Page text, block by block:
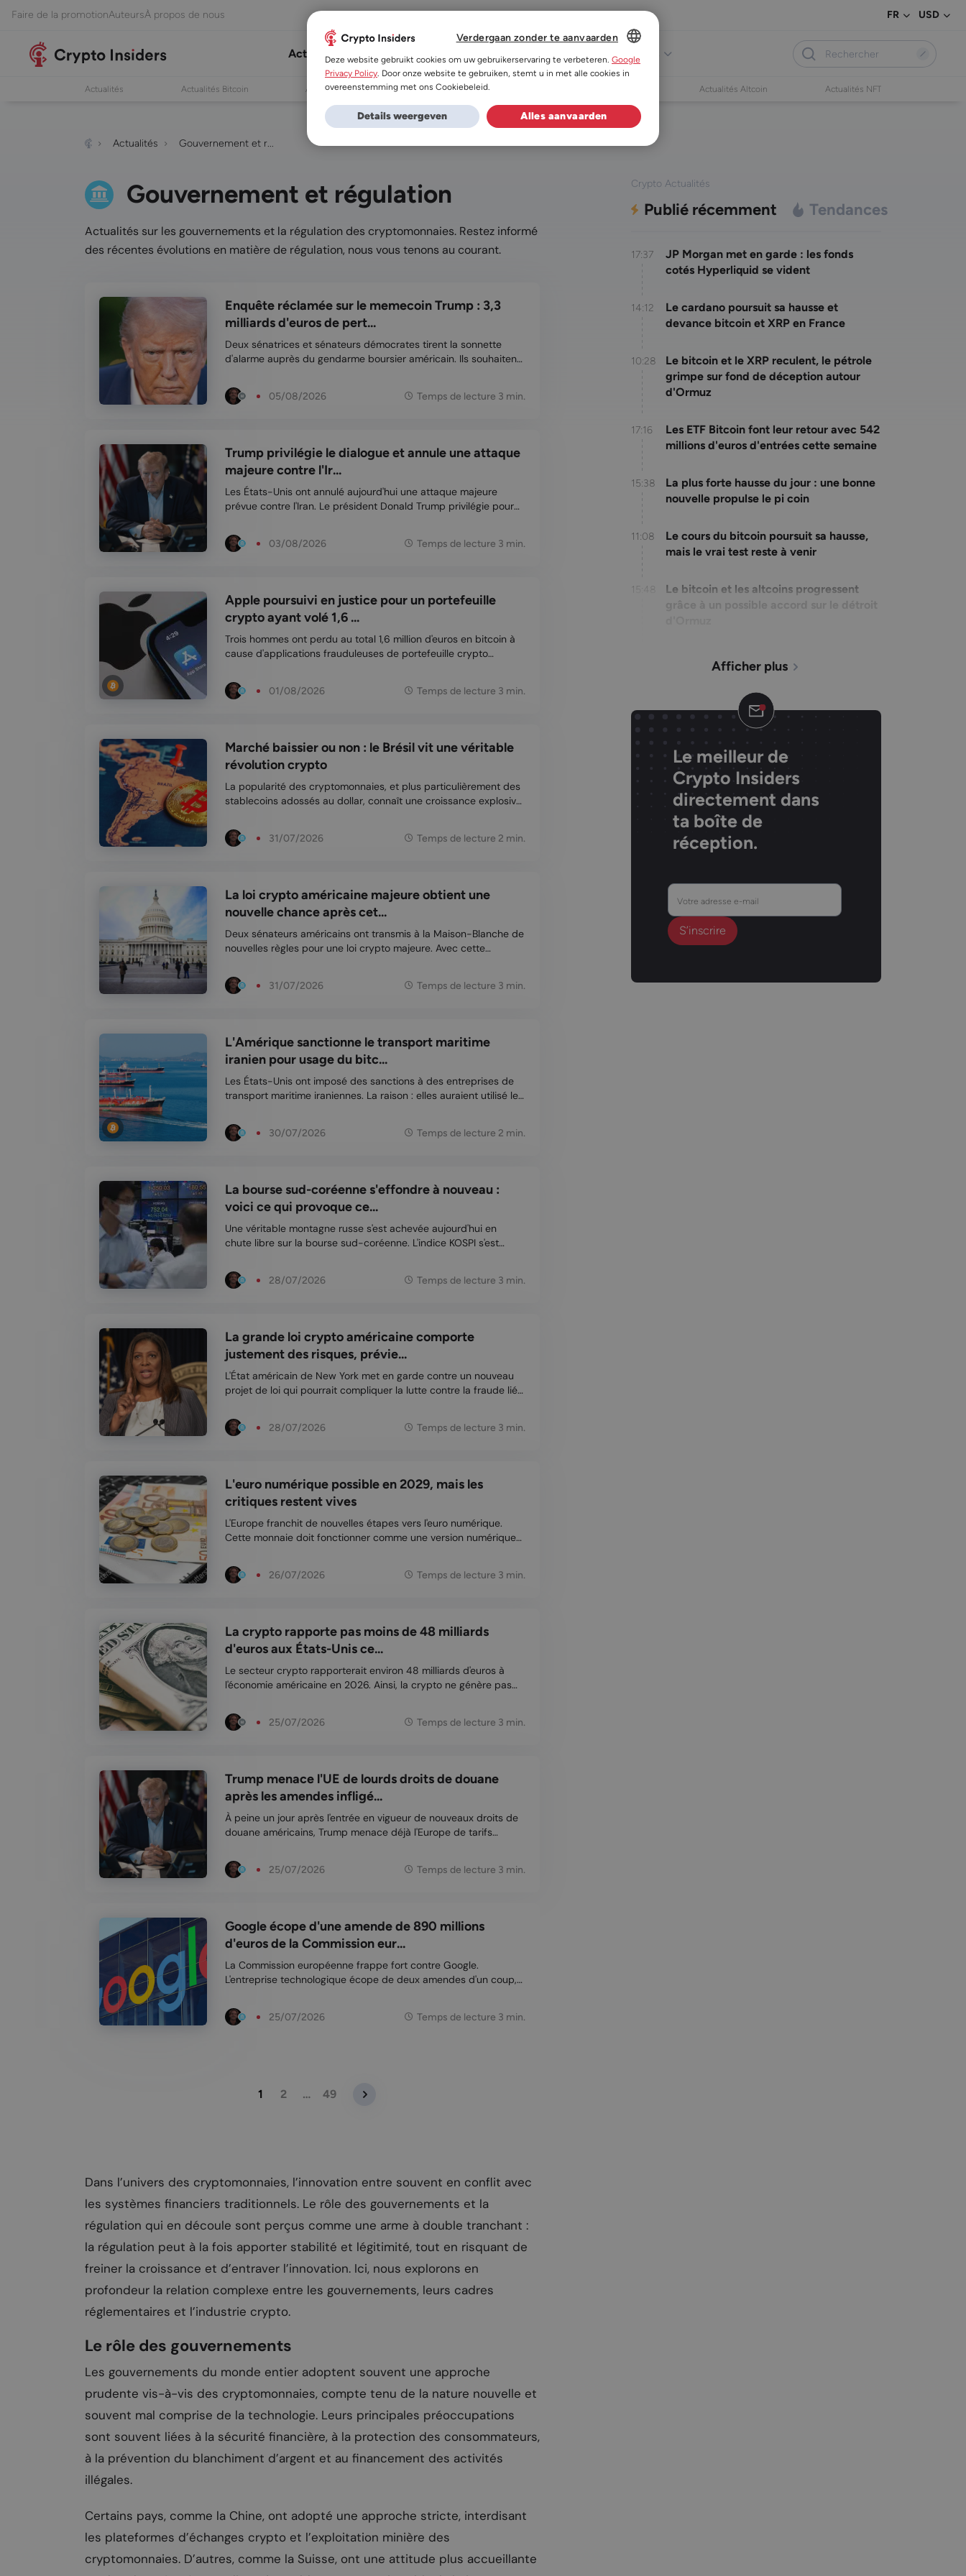
Faire de la promotionAuteursÀ propos de nous FR USD
Actualités Exchanges Prix des cryptomonnaies
Actualités Actualités Bitcoin Actualités Ethereum Actualités Ripple Actualités Altcoin Actualités NFT
Actualités Gouvernement et r...
Gouvernement et régulation
Actualités sur les gouvernements et la régulation des cryptomonnaies. Restez informé
des récentes évolutions en matière de régulation, nous vous tenons au courant.
Enquête réclamée sur le memecoin Trump : 3,3
milliards d'euros de pert...
Deux sénatrices et sénateurs démocrates tirent la sonnette
d'alarme auprès du gendarme boursier américain. Ils souhaitent
Trump. En bref Les sénateurs Warren et Blumenthal
demandent...05/08/2026 Temps de lecture 3 min.
Trump privilégie le dialogue et annule une attaque
majeure contre l'Ir...
Les États-Unis ont annulé aujourd'hui une attaque majeure
prévue contre l'Iran. Le président Donald Trump privilégie pour
l'Iran débuteront plus tard dans la journée. Les marchés finan...
03/08/2026 Temps de lecture 3 min.
Apple poursuivi en justice pour un portefeuille
crypto ayant volé 1,6 ...
Trois hommes ont perdu au total 1,6 million d'euros en bitcoin à
cause d'applications frauduleuses de portefeuille crypto
Apple en justice pour négligence dans le contrôle rigoureux des
...
01/08/2026 Temps de lecture 3 min.
Marché baissier ou non : le Brésil vit une véritable
révolution crypto
La popularité des cryptomonnaies, et plus particulièrement des
stablecoins adossés au dollar, connaît une croissance explosive
inquiétudes et met en garde contre les risques que cette mont...
31/07/2026 Temps de lecture 2 min.
La loi crypto américaine majeure obtient une
nouvelle chance après cet...
Deux sénateurs américains ont transmis à la Maison-Blanche de
nouvelles règles pour une loi crypto majeure. Avec cette
soutien politique pour faire adopter la loi malgré les blocages.
Cette...
31/07/2026 Temps de lecture 3 min.
L'Amérique sanctionne le transport maritime
iranien pour usage du bitc...
Les États-Unis ont imposé des sanctions à des entreprises de
transport maritime iraniennes. La raison : elles auraient utilisé le
paiements transitaient via une plateforme d'assurance spécial...
30/07/2026 Temps de lecture 2 min.
La bourse sud-coréenne s'effondre à nouveau :
voici ce qui provoque ce...
Une véritable montagne russe s'est achevée aujourd'hui en
chute libre sur la bourse sud-coréenne. L'indice KOSPI s'est
temporairement suspendus, un nouveau choc dans une période
de volatilité extrême a...
28/07/2026 Temps de lecture 3 min.
La grande loi crypto américaine comporte
justement des risques, prévie...
L'État américain de New York met en garde contre un nouveau
projet de loi qui pourrait compliquer la lutte contre la fraude liée
marge de manœuvre pour enquêter sur les fraudes et sanct...
28/07/2026 Temps de lecture 3 min.
L'euro numérique possible en 2029, mais les
critiques restent vives
L'Europe franchit de nouvelles étapes vers l'euro numérique.
Cette monnaie doit fonctionner comme une version numérique
26/07/2026 Temps de lecture 3 min.
La crypto rapporte pas moins de 48 milliards
d'euros aux États-Unis ce...
Le secteur crypto rapporterait environ 48 milliards d'euros à
l'économie américaine en 2026. Ainsi, la crypto ne génère pas
également des centaines de milliers d'emplois. Une nouvelle
étude m...25/07/2026 Temps de lecture 3 min.
Trump menace l'UE de lourds droits de douane
après les amendes infligé...
À peine un jour après l'entrée en vigueur de nouveaux droits de
douane américains, Trump menace déjà l'Europe de tarifs
amende infligée à l'une des entreprises technologiques les plus
connues...25/07/2026 Temps de lecture 3 min.
Google écope d'une amende de 890 millions
d'euros de la Commission eur...
La Commission européenne frappe fort contre Google.
L'entreprise technologique écope de deux amendes d'un coup,
règles européennes. En bref : La Commission européenne inflige
à ...
25/07/2026 Temps de lecture 3 min.
1 2 … 49
Dans l’univers des cryptomonnaies, l’innovation entre souvent en conflit avec
les systèmes financiers traditionnels. Le rôle des gouvernements et la
régulation qui en découle sont perçus comme une arme à double tranchant :
la régulation peut à la fois apporter stabilité et légitimité, tout en risquant de
freiner la croissance et d’entraver l’innovation. Ici, nous explorons en
profondeur la relation complexe entre les gouvernements, leurs cadres
réglementaires et l’industrie crypto.
Le rôle des gouvernements
Les gouvernements du monde entier adoptent souvent une approche
prudente vis-à-vis des cryptomonnaies, compte tenu de la nature nouvelle et
souvent mal comprise de la technologie. Leurs principales préoccupations
sont souvent liées à la sécurité financière, à la protection des consommateurs,
à la prévention du blanchiment d’argent et au financement des activités
illégales.
Certains pays, comme la Chine, ont adopté une approche stricte, interdisant
les plateformes d’échanges crypto et l’exploitation minière des
cryptomonnaies. D’autres, comme la Suisse, ont une attitude plus accueillante
Crypto Actualités
Publié récemment Tendances
17:37
JP Morgan met en garde : les fonds
cotés Hyperliquid se vident
14:12
Le cardano poursuit sa hausse et
devance bitcoin et XRP en France
10:28
Le bitcoin et le XRP reculent, le pétrole
grimpe sur fond de déception autour
d'Ormuz
17:16
Les ETF Bitcoin font leur retour avec 542
millions d'euros d'entrées cette semaine
15:38
La plus forte hausse du jour : une bonne
nouvelle propulse le pi coin
11:08
Le cours du bitcoin poursuit sa hausse,
mais le vrai test reste à venir
15:48
Le bitcoin et les altcoins progressent
Afficher plus
Le meilleur de
Crypto Insiders
directement dans
ta boîte de
réception.
Votre
adresse
e-
mail
(Nécessaire)
DUTCH
DE
Verdergaan zonder te aanvaarden
Deze website gebruikt cookies om uw gebruikerservaring te verbeteren. Google
Privacy Policy. Door onze website te gebruiken, stemt u in met alle cookies in
overeenstemming met ons Cookiebeleid.
Alles aanvaarden
Details weergeven